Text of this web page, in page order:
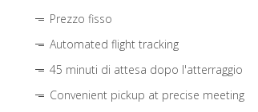
Prezzo fisso
Automated flight tracking
45 minuti di attesa dopo l'atterraggio
Convenient pickup at precise meeting